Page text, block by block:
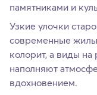
памятниками и
Узкие улочки
современные
колорит, а виды
наполняют
вдохновением.